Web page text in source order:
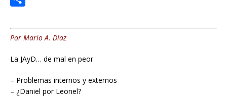
p
t
s
n
e
a
l
o
p
r
Por Mario A. Díaz
La JAyD… de mal en peor
– Problemas internos y externos
– ¿Daniel por Leonel?